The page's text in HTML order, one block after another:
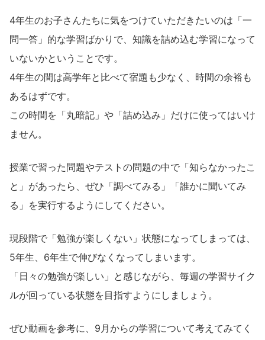
4年生のお子さんたちに気をつけていただきたいのは「一
問一答」的な学習ばかりで、知識を詰め込む学習になって
いないかということです。
4年生の間は高学年と比べて宿題も少なく、時間の余裕も
あるはずです。
この時間を「丸暗記」や「詰め込み」だけに使ってはいけ
ません。
授業で習った問題やテストの問題の中で「知らなかったこ
と」があったら、ぜひ「調べてみる」「誰かに聞いてみ
る」を実行するようにしてください。
現段階で「勉強が楽しくない」状態になってしまっては、
5年生、6年生で伸びなくなってしまいます。
「日々の勉強が楽しい」と感じながら、毎週の学習サイク
ルが回っている状態を目指すようにしましょう。
ぜひ動画を参考に、9月からの学習について考えてみてく